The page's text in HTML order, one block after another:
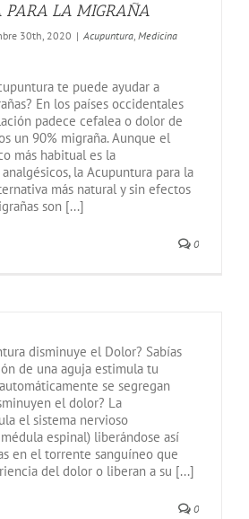
PARA LA MIGRAÑA
30th, 2020 | Acupuntura, Medicina
te puede ayudar a
En los países occidentales
padece cefalea o dolor de
un 90% migraña. Aunque el
más habitual es la
la Acupuntura para la
más natural y sin efectos
son [...]
0
disminuye el Dolor? Sabías
de una aguja estimula tu
se segregan
el dolor? La
el sistema nervioso
espinal) liberándose así
en el torrente sanguíneo que
del dolor o liberan a su [...]
0